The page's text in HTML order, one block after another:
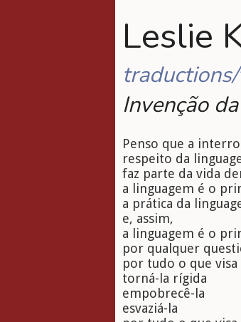
Leslie
Invenção
Penso que a
respeito da
faz parte da vida
a linguagem é o
a prática da
e, assim,
a linguagem é o
por qualquer
por tudo o que
torná-la rígida
empobrecê-la
esvaziá-la